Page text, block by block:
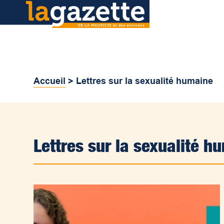
Accueil > Lettres sur la sexualité humaine
Lettres sur la sexualité